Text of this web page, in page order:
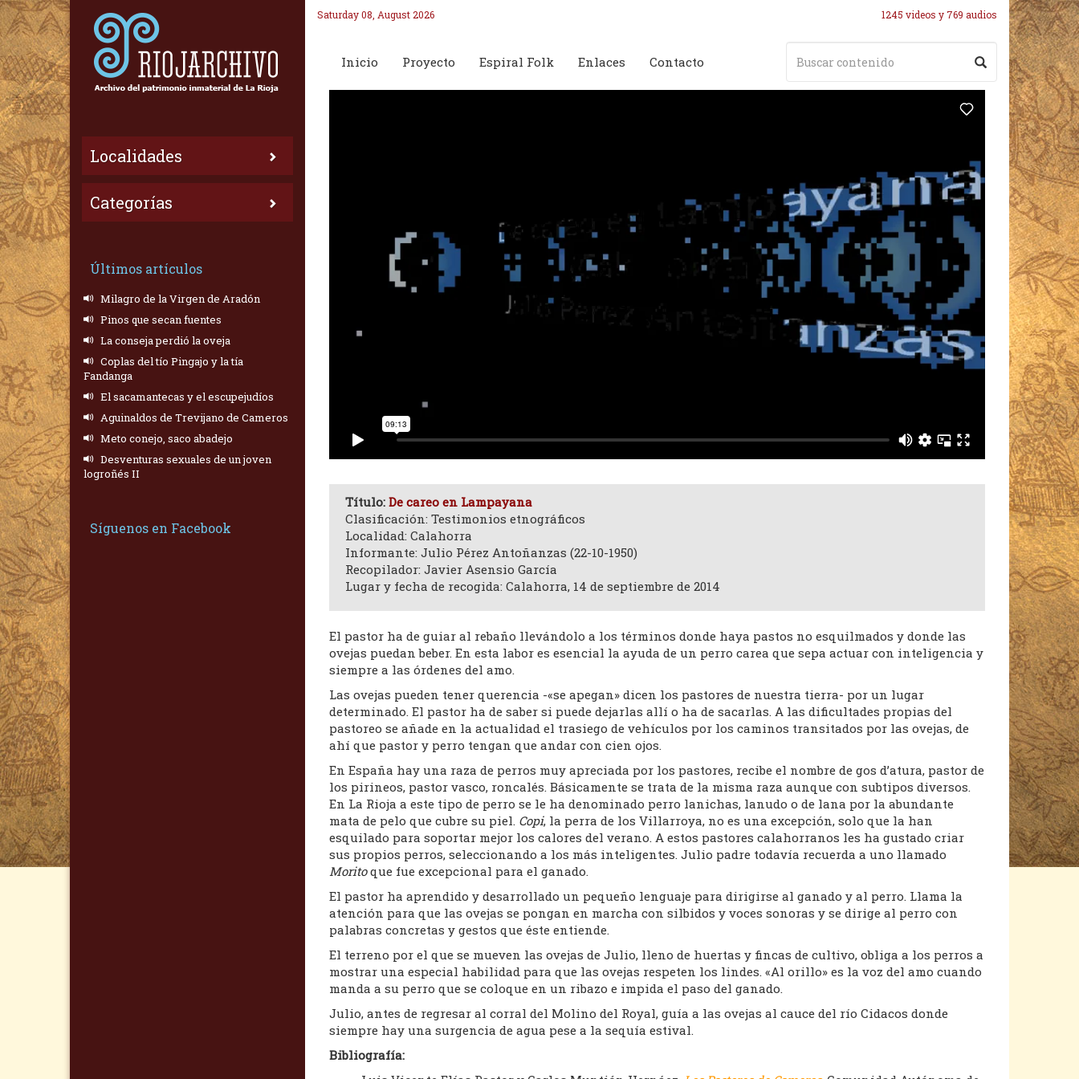
Localidades
Categorías
Últimos artículos
Milagro de la Virgen de Aradón
Pinos que secan fuentes
La conseja perdió la oveja
Coplas del tío Pingajo y la tía
Fandanga
El sacamantecas y el escupejudíos
Aguinaldos de Trevijano de Cameros
Meto conejo, saco abadejo
Desventuras sexuales de un joven
logroñés II
Síguenos en Facebook
Saturday 08, August 2026 1245 videos y 769 audios
Inicio Proyecto Espiral Folk Enlaces Contacto
Título: De careo en Lampayana
Clasificación: Testimonios etnográficos
Localidad: Calahorra
Informante: Julio Pérez Antoñanzas (22-10-1950)
Recopilador: Javier Asensio García
Lugar y fecha de recogida: Calahorra, 14 de septiembre de 2014
El pastor ha de guiar al rebaño llevándolo a los términos donde haya pastos no esquilmados y donde las
ovejas puedan beber. En esta labor es esencial la ayuda de un perro carea que sepa actuar con inteligencia y
siempre a las órdenes del amo.
Las ovejas pueden tener querencia -«se apegan» dicen los pastores de nuestra tierra- por un lugar
determinado. El pastor ha de saber si puede dejarlas allí o ha de sacarlas. A las dificultades propias del
pastoreo se añade en la actualidad el trasiego de vehículos por los caminos transitados por las ovejas, de
ahí que pastor y perro tengan que andar con cien ojos.
En España hay una raza de perros muy apreciada por los pastores, recibe el nombre de gos d’atura, pastor de
los pirineos, pastor vasco, roncalés. Básicamente se trata de la misma raza aunque con subtipos diversos.
En La Rioja a este tipo de perro se le ha denominado perro lanichas, lanudo o de lana por la abundante
mata de pelo que cubre su piel. Copi, la perra de los Villarroya, no es una excepción, solo que la han
esquilado para soportar mejor los calores del verano. A estos pastores calahorranos les ha gustado criar
sus propios perros, seleccionando a los más inteligentes. Julio padre todavía recuerda a uno llamado
Moritoque fue excepcional para el ganado.
El pastor ha aprendido y desarrollado un pequeño lenguaje para dirigirse al ganado y al perro. Llama la
atención para que las ovejas se pongan en marcha con silbidos y voces sonoras y se dirige al perro con
palabras concretas y gestos que éste entiende.
El terreno por el que se mueven las ovejas de Julio, lleno de huertas y fincas de cultivo, obliga a los perros a
mostrar una especial habilidad para que las ovejas respeten los lindes. «Al orillo» es la voz del amo cuando
manda a su perro que se coloque en un ribazo e impida el paso del ganado.
Julio, antes de regresar al corral del Molino del Royal, guía a las ovejas al cauce del río Cidacos donde
siempre hay una surgencia de agua pese a la sequía estival.
Bibliografía: